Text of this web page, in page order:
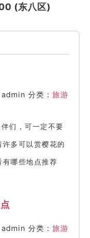
(东八区)
admin 分类： 旅游
们，可一定不要
多可以赏樱花的
哪些地点推荐
admin 分类： 旅游